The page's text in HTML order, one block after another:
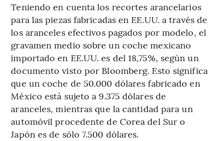
Teniendo en cuenta los recortes arancelarios
para las piezas fabricadas en EE.UU. a través de
los aranceles efectivos pagados por modelo, el
gravamen medio sobre un coche mexicano
importado en EE.UU. es del 18,75%, según un
documento visto por Bloomberg. Esto significa
que un coche de 50.000 dólares fabricado en
México está sujeto a 9.375 dólares de
aranceles, mientras que la cantidad para un
automóvil procedente de Corea del Sur o
Japón es de sólo 7.500 dólares.